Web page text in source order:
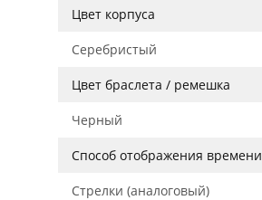
Цвет корпуса
Серебристый
Цвет браслета / ремешка
Черный
Способ отображения времени
Стрелки (аналоговый)